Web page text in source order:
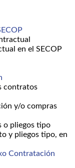
en el SECOP
contratos
y/o compras
o pliegos tipo
y pliegos tipo, en
Contratación